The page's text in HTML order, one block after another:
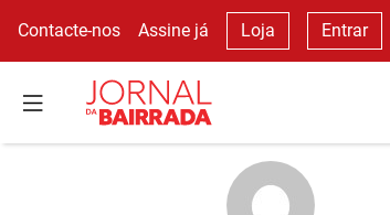
Contacte-nos Assine já Loja Entrar